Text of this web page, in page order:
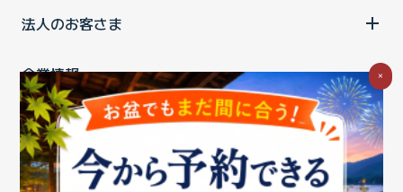
法人のお客さま
企業情報
ご利用中の方
お問い合わせ消費税の表示 ウェブアクセシビリティの取り組み
×